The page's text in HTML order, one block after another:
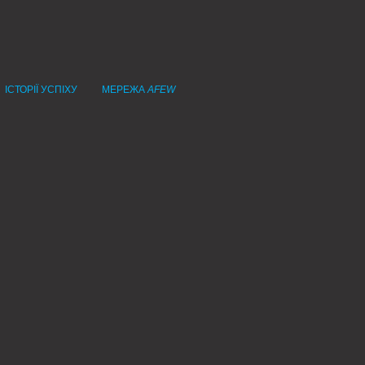
ІСТОРІЇ УСПІХУ МЕРЕЖАAFEW